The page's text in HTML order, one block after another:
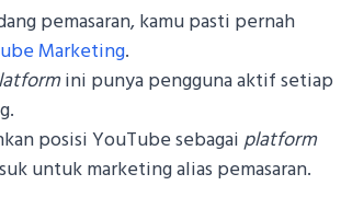
pemasaran, kamu pasti pernah
Marketing.
ini punya pengguna aktif setiap
posisi YouTube sebagaiplatform
untuk marketing alias pemasaran.